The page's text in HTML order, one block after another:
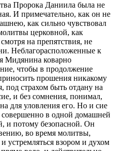
Пророка Даниила была не
И примечательно, как он не
как сильно чувствовал
церковной, как
на препятствия, не
Неблагорасположенные к
Мидянина коварно
чтобы в продолжение
прошения никакому
под страхом быть отдану на
и без сомнения, понимал,
для уловления его. Но и сие
совершенно в одной домашней
и потому безопасной. Он
во время молитвы,
устремляться взором и духом